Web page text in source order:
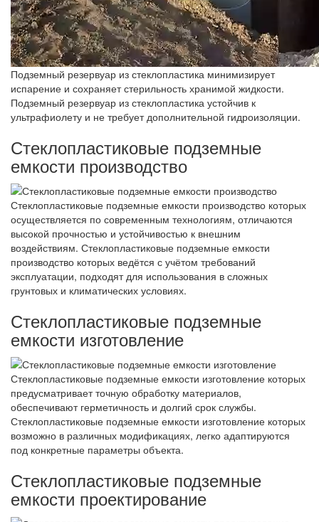
Подземный резервуар из стеклопластика минимизирует
испарение и сохраняет стерильность хранимой жидкости.
Подземный резервуар из стеклопластика устойчив к
ультрафиолету и не требует дополнительной гидроизоляции.
Стеклопластиковые подземные
емкости производство
Стеклопластиковые подземные емкости производство которых
осуществляется по современным технологиям, отличаются
высокой прочностью и устойчивостью к внешним
воздействиям. Стеклопластиковые подземные емкости
производство которых ведётся с учётом требований
эксплуатации, подходят для использования в сложных
грунтовых и климатических условиях.
Стеклопластиковые подземные
емкости изготовление
Стеклопластиковые подземные емкости изготовление которых
предусматривает точную обработку материалов,
обеспечивают герметичность и долгий срок службы.
Стеклопластиковые подземные емкости изготовление которых
возможно в различных модификациях, легко адаптируются
под конкретные параметры объекта.
Стеклопластиковые подземные
емкости проектирование